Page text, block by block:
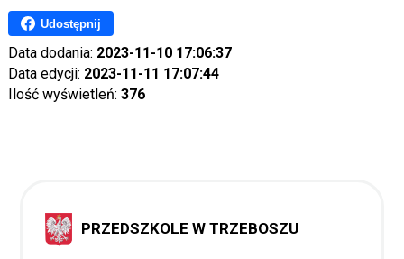
Udostępnij
Data dodania: 2023-11-10 17:06:37
Data edycji: 2023-11-11 17:07:44
Ilość wyświetleń: 376
PRZEDSZKOLE W TRZEBOSZU